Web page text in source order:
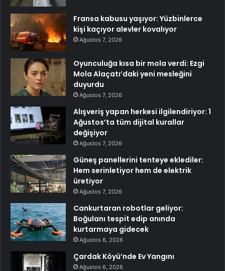
Fransa kabusu yaşıyor: Yüzbinlerce
kişi kaçıyor alevler kovalıyor
Ağustos 7, 2026
Oyunculuğa kısa bir mola verdi: Ezgi
Mola Alaçatı’daki yeni mesleğini
duyurdu
Ağustos 7, 2026
Alışveriş yapan herkesi ilgilendiriyor: 1
Ağustos’ta tüm dijital kurallar
değişiyor
Ağustos 7, 2026
Güneş panellerini tenteye eklediler:
Hem serinletiyor hem de elektrik
üretiyor
Ağustos 7, 2026
Cankurtaran robotlar geliyor:
Boğulanı tespit edip anında
kurtarmaya gidecek
Ağustos 6, 2026
Çardak Köyü’nde Ev Yangını
Ağustos 6, 2026